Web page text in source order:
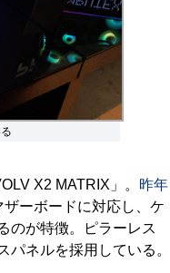
X2 MATRIX」。 昨年
ーボードに対応し、ケ
のが特徴。ピラーレス
ネルを採用している。